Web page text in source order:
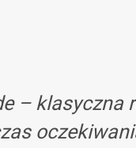
– klasyczna